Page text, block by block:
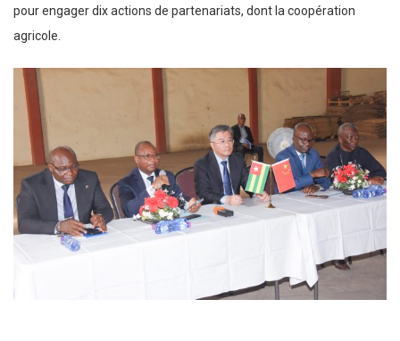
pour engager dix actions de partenariats, dont la coopération
agricole.